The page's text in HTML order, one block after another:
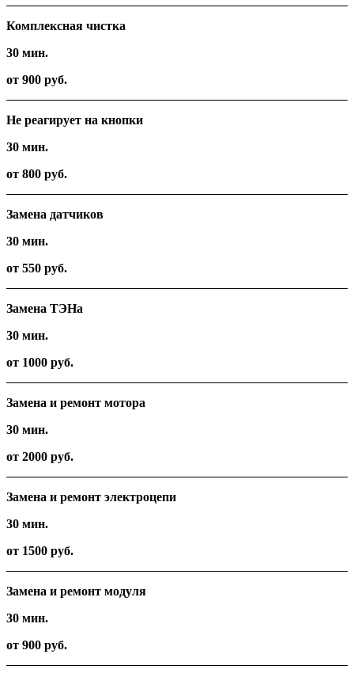
Комплексная чистка
30 мин.
от 900 руб.
Не реагирует на кнопки
30 мин.
от 800 руб.
Замена датчиков
30 мин.
от 550 руб.
Замена ТЭНа
30 мин.
от 1000 руб.
Замена и ремонт мотора
30 мин.
от 2000 руб.
Замена и ремонт электроцепи
30 мин.
от 1500 руб.
Замена и ремонт модуля
30 мин.
от 900 руб.